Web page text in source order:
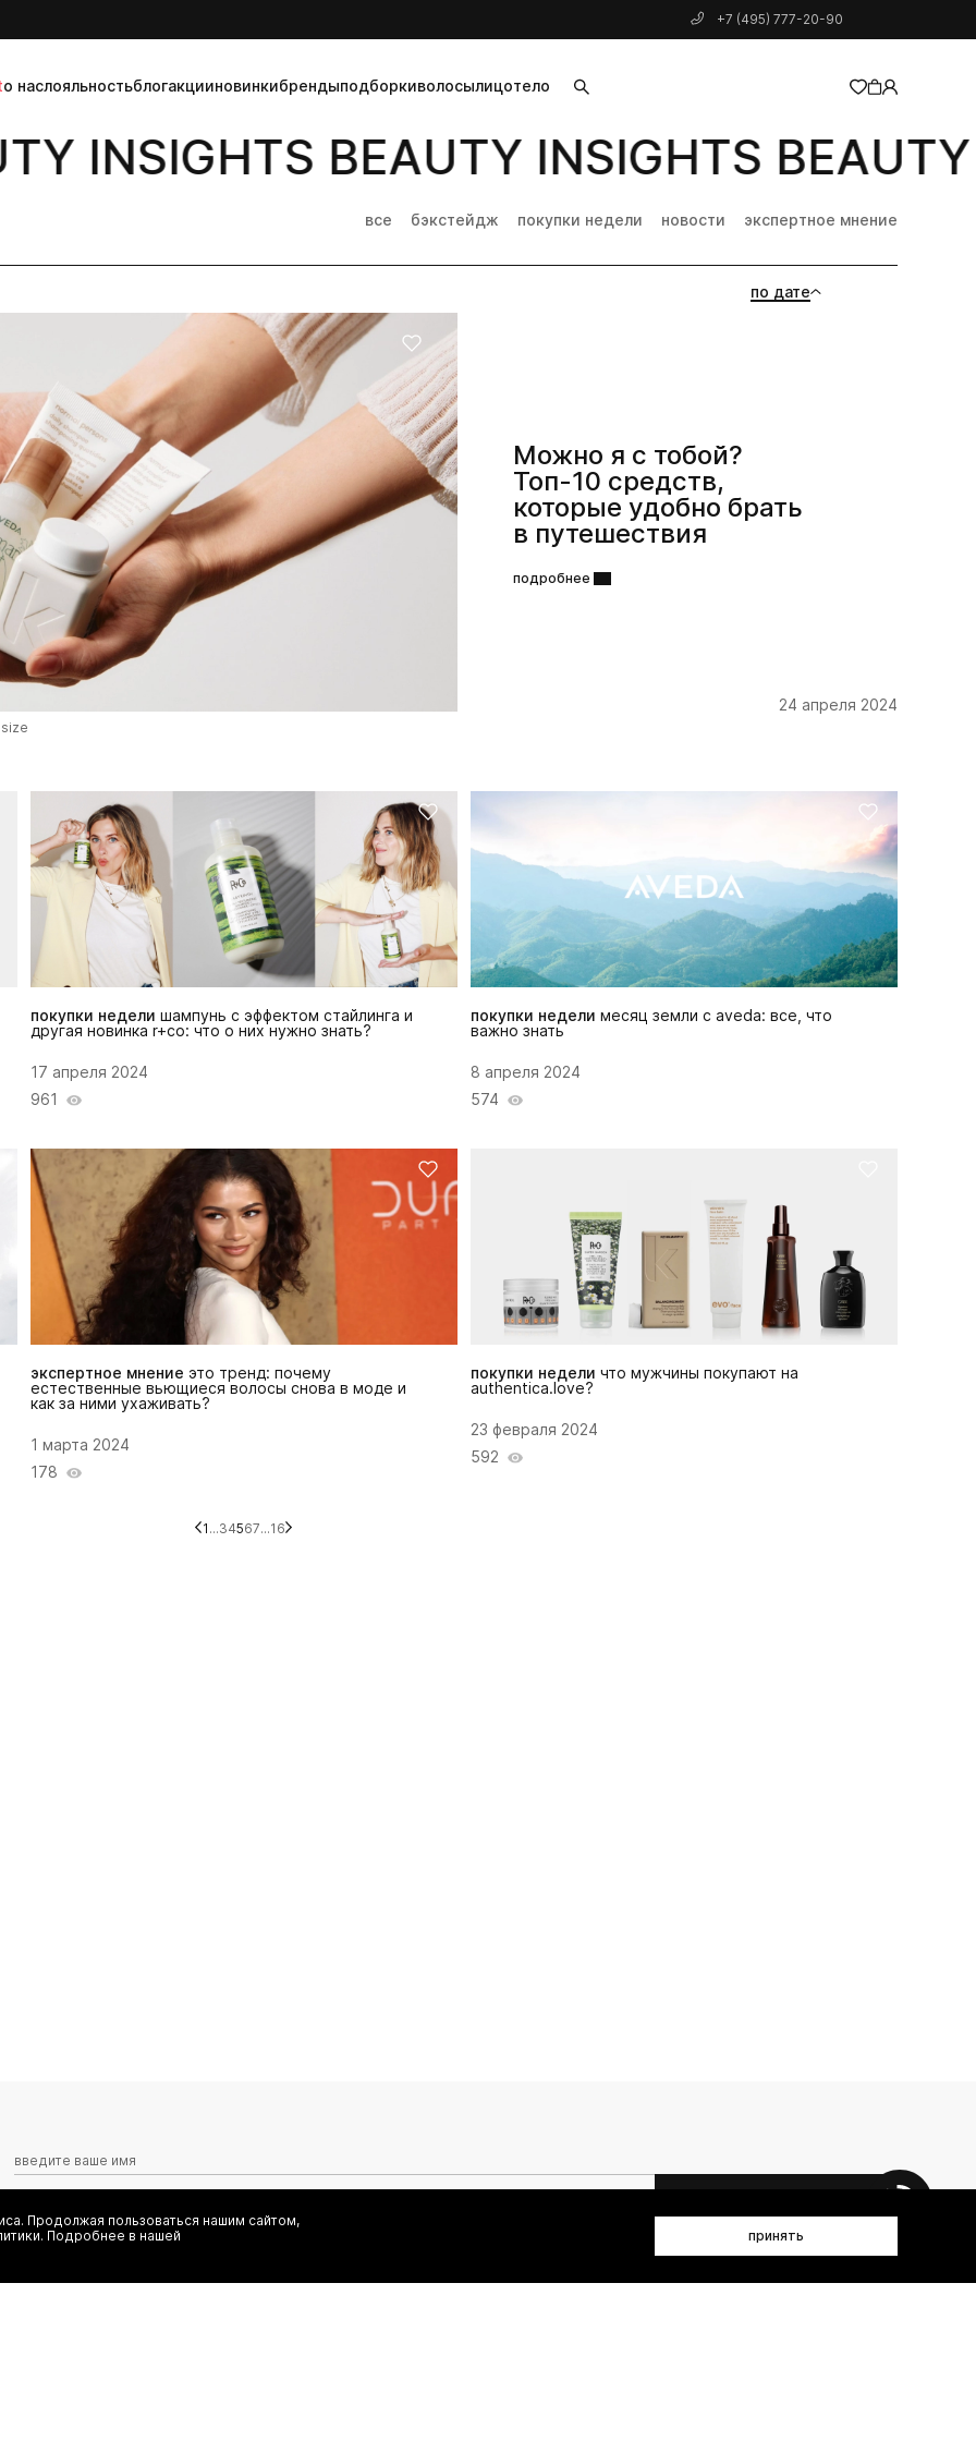
+7 (495) 777-20-90
о наслояльностьблогакцииновинкибрендыподборкиволосылицотело
добавлен в корзину
INSIGHTS BEAUTY INSIGHTS
все бэкстейдж покупки недели новости экспертное мнение
по дате
Можно я с тобой?
Топ-10 средств,
которые удобно брать
в путешествия
подробнее
24 апреля 2024
покупки недели шампунь с эффектом стайлинга и
другая новинка r+co: что о них нужно знать?
17 апреля 2024
961
покупки недели месяц земли с aveda: все, что
важно знать
8 апреля 2024
574
экспертное мнение это тренд: почему
естественные вьющиеся волосы снова в моде и
как за ними ухаживать?
1 марта 2024
178
покупки недели что мужчины покупают на
authentica.love?
23 февраля 2024
592
1 ...34567...16
Я даю согласие на сбор, обработку и хранение моих персональных данных (имя, email, телефон) для получения рекламных и
Политикой конфиденциальности
Продолжая пользоваться нашим сайтом,
Подробнее в нашей
принять